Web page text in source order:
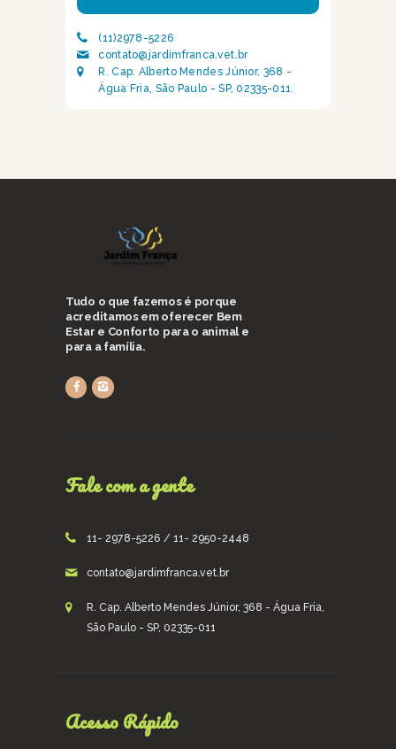
(11)2978-5226
contato@jardimfranca.vet.br
R. Cap. Alberto Mendes Júnior, 368 -
Água Fria, São Paulo - SP, 02335-011.
Tudo o que fazemos é porque
acreditamos em oferecer Bem
Estar e Conforto para o animal e
para a família.
Fale com a gente
11- 2978-5226 / 11- 2950-2448
contato@jardimfranca.vet.br
R. Cap. Alberto Mendes Júnior, 368 - Água Fria,
São Paulo - SP, 02335-011
Acesso Rápido